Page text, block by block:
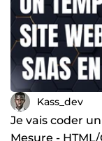
Kass_dev
Je vais coder
Mesure -